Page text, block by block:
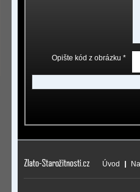
Opište kód z obrázku *
Úvod